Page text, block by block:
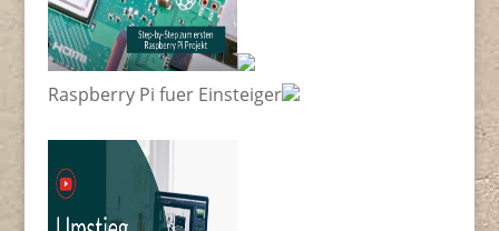
Raspberry Pi fuer Einsteiger